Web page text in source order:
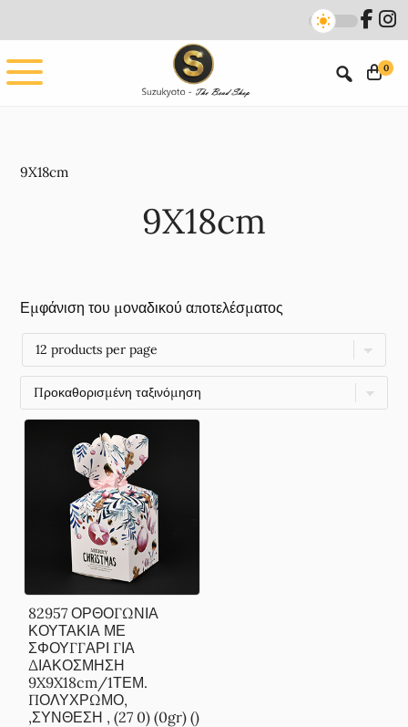
main
content
footer
0
9X18cm
9X18cm
Εμφάνιση του μοναδικού αποτελέσματος
82957 ΟΡΘΟΓΩΝΙΑ
ΚΟΥΤΑΚΙΑ ΜΕ
ΣΦΟΥΓΓΑΡΙ ΓΙΑ
ΔΙΑΚΟΣΜΗΣΗ
9X9X18cm/1ΤΕΜ.
ΠΟΛΥΧΡΩΜΟ,
,ΣΥΝΘΕΣΗ , (27 0) (0gr) ()